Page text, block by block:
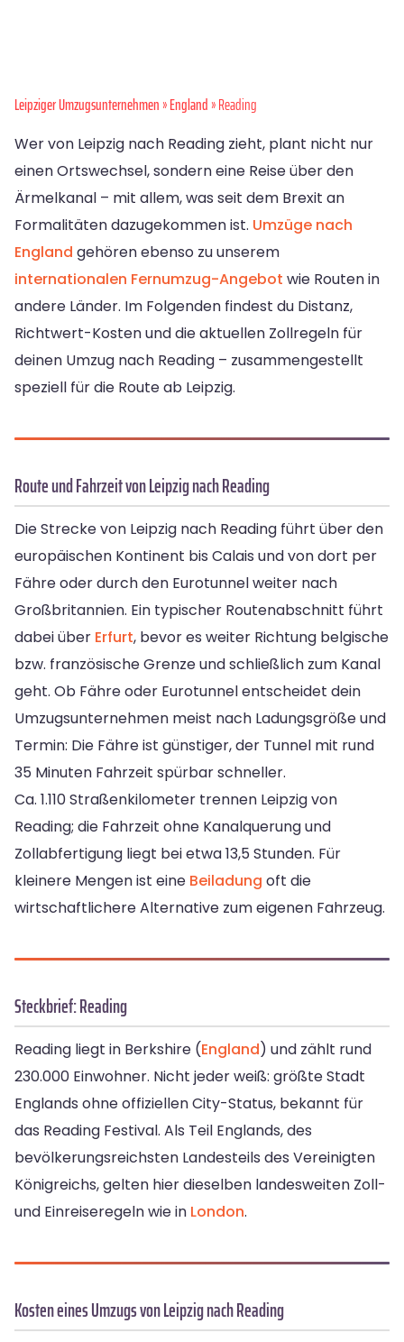
Leipziger Umzugsunternehmen»England» Reading
Wer von Leipzig nach Reading zieht, plant nicht nur
einen Ortswechsel, sondern eine Reise über den
Ärmelkanal – mit allem, was seit dem Brexit an
Formalitäten dazugekommen ist. Umzüge nach
England gehören ebenso zu unserem
internationalen Fernumzug-Angebot wie Routen in
andere Länder. Im Folgenden findest du Distanz,
Richtwert-Kosten und die aktuellen Zollregeln für
deinen Umzug nach Reading – zusammengestellt
speziell für die Route ab Leipzig.
Route und Fahrzeit von Leipzig nach Reading
Die Strecke von Leipzig nach Reading führt über den
europäischen Kontinent bis Calais und von dort per
Fähre oder durch den Eurotunnel weiter nach
Großbritannien. Ein typischer Routenabschnitt führt
dabei über Erfurt, bevor es weiter Richtung belgische
bzw. französische Grenze und schließlich zum Kanal
geht. Ob Fähre oder Eurotunnel entscheidet dein
Umzugsunternehmen meist nach Ladungsgröße und
Termin: Die Fähre ist günstiger, der Tunnel mit rund
35 Minuten Fahrzeit spürbar schneller.
Ca. 1.110 Straßenkilometer trennen Leipzig von
Reading; die Fahrzeit ohne Kanalquerung und
Zollabfertigung liegt bei etwa 13,5 Stunden. Für
kleinere Mengen ist eine Beiladung oft die
wirtschaftlichere Alternative zum eigenen Fahrzeug.
Steckbrief: Reading
Reading liegt in Berkshire (England) und zählt rund
230.000 Einwohner. Nicht jeder weiß: größte Stadt
Englands ohne offiziellen City-Status, bekannt für
das Reading Festival. Als Teil Englands, des
bevölkerungsreichsten Landesteils des Vereinigten
Königreichs, gelten hier dieselben landesweiten Zoll-
und Einreiseregeln wie in London.
Kosten eines Umzugs von Leipzig nach Reading